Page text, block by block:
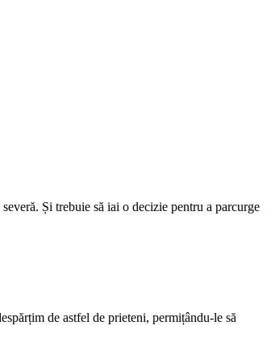
Și trebuie să iai o decizie pentru a parcurge
de astfel de prieteni, permițându-le să